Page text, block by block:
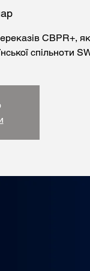
CBPR+,
спільноти